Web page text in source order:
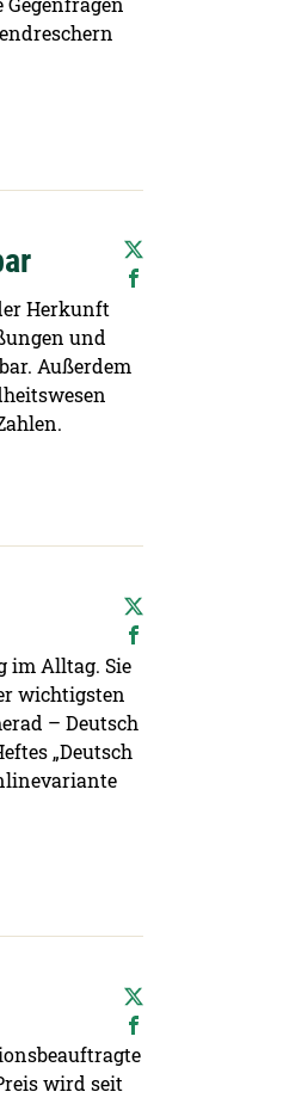
Herkunft
und
Außerdem
im Alltag. Sie
wichtigsten
– Deutsch
„Deutsch
wird seit